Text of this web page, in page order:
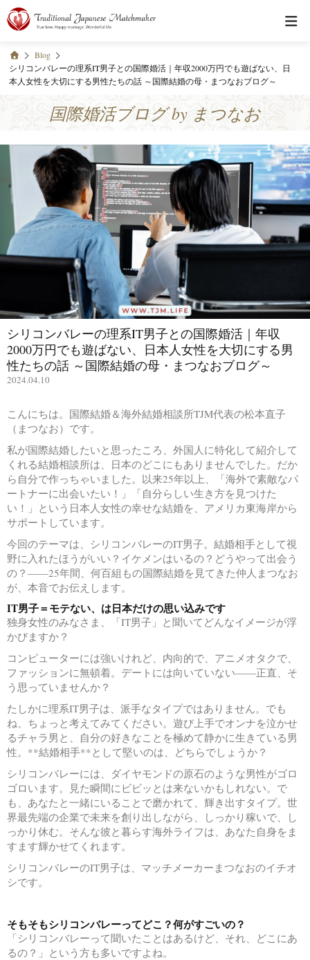
Blog
シリコンバレーの理系IT男子との国際婚活｜年収2000万円でも遊ばない、日
本人女性を大切にする男性たちの話 ～国際結婚の母・まつなおブログ～
国際婚活ブログ by まつなお
シリコンバレーの理系IT男子との国際婚活｜年収
2000万円でも遊ばない、日本人女性を大切にする男
性たちの話 ～国際結婚の母・まつなおブログ～
2024.04.10
こんにちは。国際結婚＆海外結婚相談所TJM代表の松本直子
（まつなお）です。
私が国際結婚したいと思ったころ、外国人に特化して紹介して
くれる結婚相談所は、日本のどこにもありませんでした。だか
ら自分で作っちゃいました。以来25年以上、「海外で素敵なパ
ートナーに出会いたい！」「自分らしい生き方を見つけた
い！」という日本人女性の幸せな結婚を、アメリカ東海岸から
サポートしています。
今回のテーマは、シリコンバレーのIT男子。結婚相手として視
野に入れたほうがいい？イケメンはいるの？どうやって出会う
の？——25年間、何百組もの国際結婚を見てきた仲人まつなお
が、本音でお伝えします。
IT男子＝モテない、は日本だけの思い込みです
独身女性のみなさま、「IT男子」と聞いてどんなイメージが浮
かびますか？
コンピューターには強いけれど、内向的で、アニメオタクで、
ファッションに無頓着。デートには向いていない——正直、そ
う思っていませんか？
たしかに理系IT男子は、派手なタイプではありません。でも
ね、ちょっと考えてみてください。遊び上手でオンナを泣かせ
るチャラ男と、自分の好きなことを極めて静かに生きている男
性。**結婚相手**として堅いのは、どちらでしょうか？
シリコンバレーには、ダイヤモンドの原石のような男性がゴロ
ゴロいます。見た瞬間にビビッとは来ないかもしれない。で
も、あなたと一緒にいることで磨かれて、輝き出すタイプ。世
界最先端の企業で未来を創り出しながら、しっかり稼いで、し
っかり休む。そんな彼と暮らす海外ライフは、あなた自身をま
すます輝かせてくれます。
シリコンバレーのIT男子は、マッチメーカーまつなおのイチオ
シです。
そもそもシリコンバレーってどこ？何がすごいの？
「シリコンバレーって聞いたことはあるけど、それ、どこにあ
るの？」という方も多いですよね。